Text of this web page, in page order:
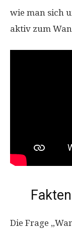
wie man sich
aktiv zum
Die Frage